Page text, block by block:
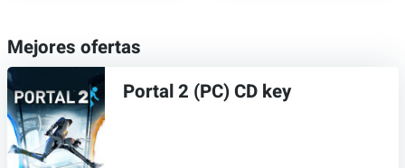
Mejores ofertas
Portal 2 (PC) CD key